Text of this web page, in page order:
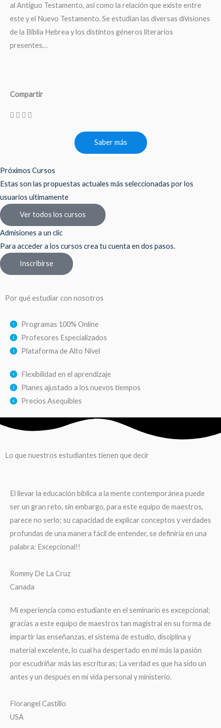
al Antiguo Testamento, así como la relación que existe entre
este y el Nuevo Testamento. Se estudian las diversas divisiones
de la Biblia Hebrea y los distintos géneros literarios
presentes…
Compartir
Saber más
Próximos Cursos
Estas son las propuestas actuales más seleccionadas por los
usuarios ultimamente
Ver todos los cursos
Admisiones a un clic
Para acceder a los cursos crea tu cuenta en dos pasos.
Inscribirse
Por qué estudiar con nosotros
Programas 100% Online
Profesores Especializados
Plataforma de Alto Nivel
Flexibilidad en el aprendizaje
Planes ajustado a los nuevos tiempos
Precios Asequibles
Lo que nuestros estudiantes tienen que decir
El llevar la educación bíblica a la mente contemporánea puede
ser un gran reto, sin embargo, para este equipo de maestros,
parece no serlo; su capacidad de explicar conceptos y verdades
profundas de una manera fácil de entender, se definiría en una
palabra: Excepcional!!
Rommy De La Cruz
Canada
Mi experiencia como estudiante en el seminario es excepcional;
gracias a este equipo de maestros tan magistral en su forma de
impartir las enseñanzas, el sistema de estudio, disciplina y
material excelente, lo cual ha despertado en mí más la pasión
por escudriñar más las escrituras; La verdad es que ha sido un
antes y un después en mi vida personal y ministerio.
Florangel Castillo
USA